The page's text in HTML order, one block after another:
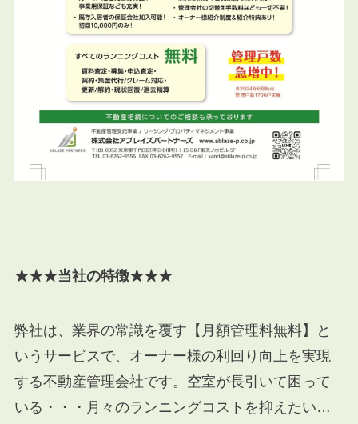
★★★当社の特徴★★★
弊社は、業界の常識を覆す【月額管理料無料】と
いうサービスで、オーナー様の利回り向上を実現
する不動産管理会社です。空室が長引いて困って
いる・・・月々のランニングコストを抑えたい…